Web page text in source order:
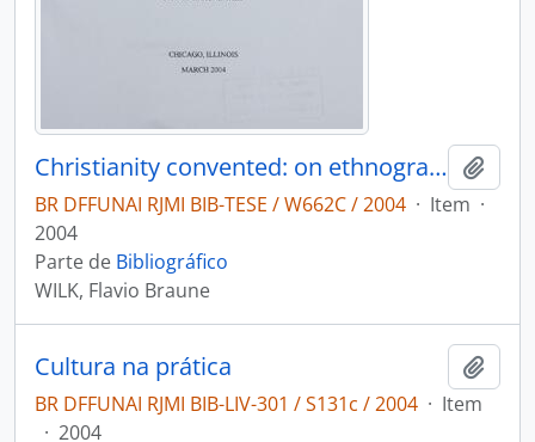
Christianity convented: on ethnographic analysis of the Xokleng Iak la no indians and the transformations resulting from their encounter with pentecastalism
BR DFFUNAI RJMI BIB-TESE / W662C / 2004 · Item ·
2004
Parte de Bibliográfico
WILK, Flavio Braune
Cultura na prática
BR DFFUNAI RJMI BIB-LIV-301 / S131c / 2004 · Item
· 2004